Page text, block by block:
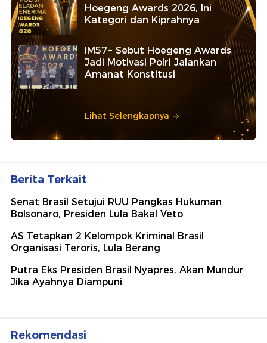
Hoegeng Awards 2026, Ini
Kategori dan Kiprahnya
IM57+ Sebut Hoegeng Awards
Jadi Motivasi Polri Jalankan
Amanat Konstitusi
Lihat Selengkapnya
Berita Terkait
Senat Brasil Setujui RUU Pangkas Hukuman
Bolsonaro, Presiden Lula Bakal Veto
AS Tetapkan 2 Kelompok Kriminal Brasil
Organisasi Teroris, Lula Berang
Putra Eks Presiden Brasil Nyapres, Akan Mundur
Jika Ayahnya Diampuni
Rekomendasi